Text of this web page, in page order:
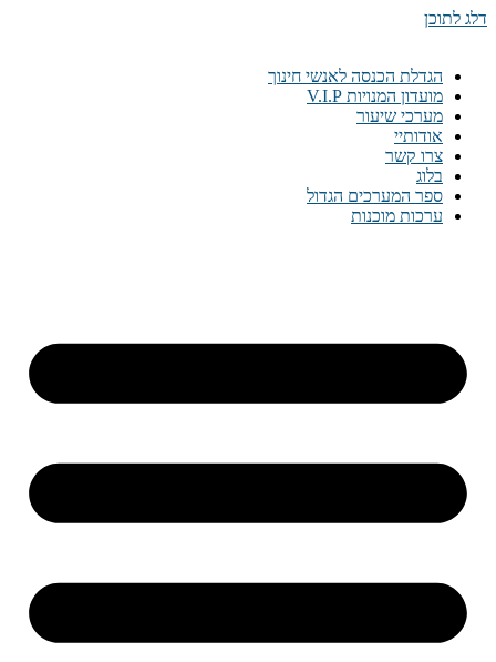
דלג לתוכן
הגדלת הכנסה לאנשי חינוך
מועדון המנויות V.I.P
מערכי שיעור
אודותיי
צרו קשר
בלוג
ספר המערכים הגדול
ערכות מוכנות